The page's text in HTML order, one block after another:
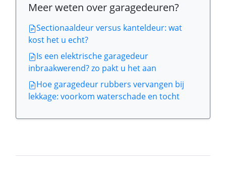
Meer weten over garagedeuren?
Sectionaaldeur versus kanteldeur: wat
kost het u echt?
Is een elektrische garagedeur
inbraakwerend? zo pakt u het aan
Hoe garagedeur rubbers vervangen bij
lekkage: voorkom waterschade en tocht